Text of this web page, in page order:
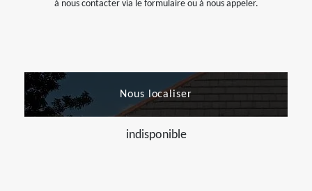
à nous contacter via le formulaire ou à nous appeler.
Nous localiser
indisponible